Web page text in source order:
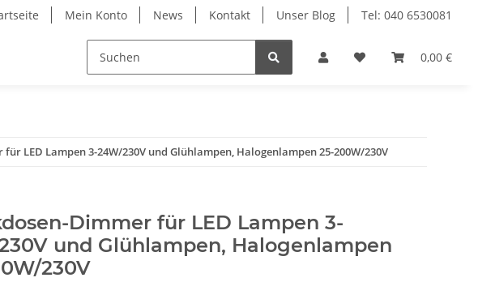
Mein Konto News Kontakt Unser Blog Tel: 040 6530081
0,00 €
LED Lampen 3-24W/230V und Glühlampen, Halogenlampen 25-200W/230V
Dimmer für LED Lampen 3-
und Glühlampen, Halogenlampen
230V